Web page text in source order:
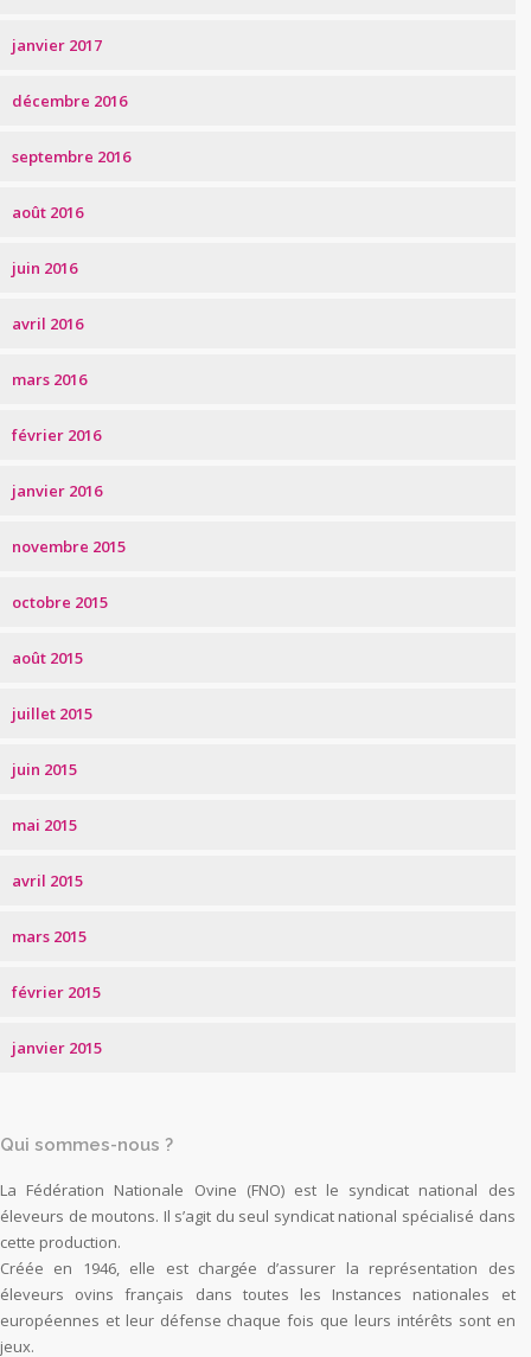
janvier 2017
décembre 2016
septembre 2016
août 2016
juin 2016
avril 2016
mars 2016
février 2016
janvier 2016
novembre 2015
octobre 2015
août 2015
juillet 2015
juin 2015
mai 2015
avril 2015
mars 2015
février 2015
janvier 2015
Qui sommes-nous ?
La Fédération Nationale Ovine (FNO) est le syndicat national des
éleveurs de moutons. Il s’agit du seul syndicat national spécialisé dans
cette production.
Créée en 1946, elle est chargée d’assurer la représentation des
éleveurs ovins français dans toutes les Instances nationales et
européennes et leur défense chaque fois que leurs intérêts sont en
jeux.